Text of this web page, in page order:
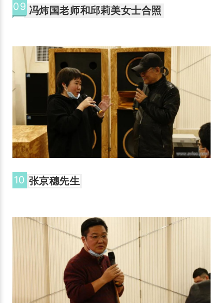
09 冯炜国老师和邱莉美女士合照
10 张京穗先生